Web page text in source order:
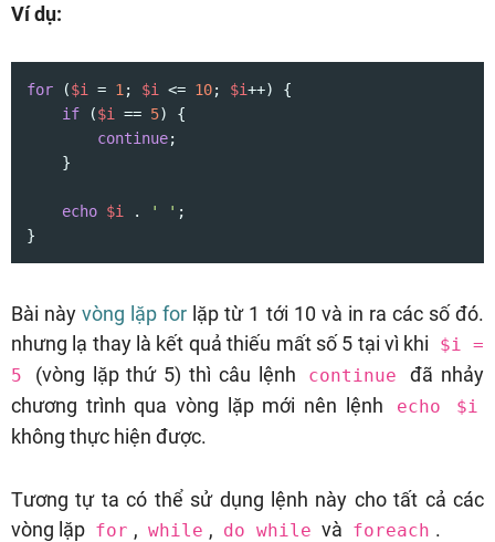
Ví dụ:
for ($i = 1 ; $i <= 10; $i++) {
if ($i == 5) {
continue;
echo $i . ' ' ;
}
Bài nàyvòng lặp for lặp từ 1 tới 10 và in ra các số đó.
nhưng lạ thay là kết quả thiếu mất số 5 tại vì khi
$i =
5
(vòng lặp thứ 5) thì câu lệnh continue
đã nhảy
chương trình qua vòng lặp mới nên lệnh
echo $i
không thực hiện được.
Tương tự ta có thể sử dụng lệnh này cho tất cả các
vòng lặp for , while , do while và foreach .